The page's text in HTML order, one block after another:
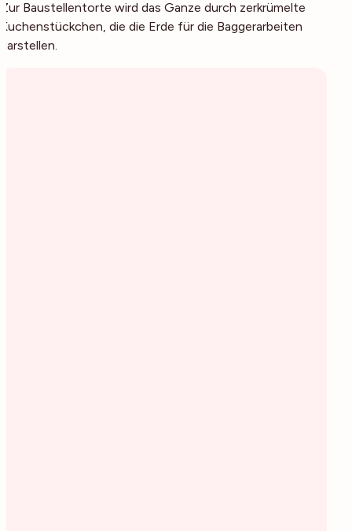
Zur Baustellentorte wird das Ganze durch zerkrümelte
Kuchenstückchen, die die Erde für die Baggerarbeiten
darstellen.